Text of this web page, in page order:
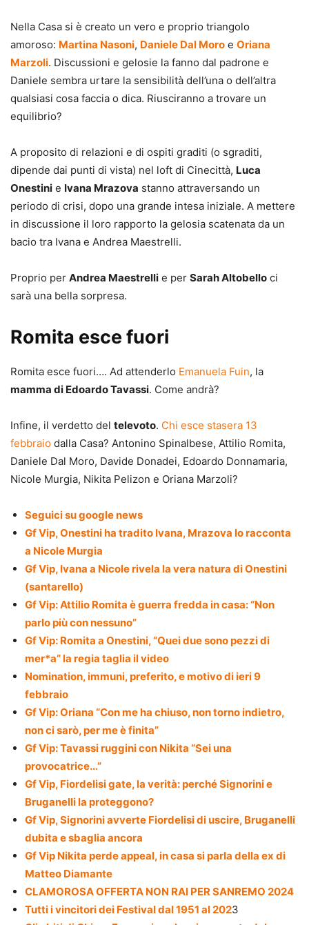
Nella Casa si è creato un vero e proprio triangolo
amoroso: Martina Nasoni, Daniele Dal Moro e Oriana
Marzoli. Discussioni e gelosie la fanno dal padrone e
Daniele sembra urtare la sensibilità dell’una o dell’altra
qualsiasi cosa faccia o dica. Riusciranno a trovare un
equilibrio?
A proposito di relazioni e di ospiti graditi (o sgraditi,
dipende dai punti di vista) nel loft di Cinecittà, Luca
Onestini e Ivana Mrazova stanno attraversando un
periodo di crisi, dopo una grande intesa iniziale. A mettere
in discussione il loro rapporto la gelosia scatenata da un
bacio tra Ivana e Andrea Maestrelli.
Proprio per Andrea Maestrelli e per Sarah Altobello ci
sarà una bella sorpresa.
Romita esce fuori
Romita esce fuori…. Ad attenderlo Emanuela Fuin, la
mamma di Edoardo Tavassi. Come andrà?
Infine, il verdetto del televoto. Chi esce stasera 13
febbraio dalla Casa? Antonino Spinalbese, Attilio Romita,
Daniele Dal Moro, Davide Donadei, Edoardo Donnamaria,
Nicole Murgia, Nikita Pelizon e Oriana Marzoli?
Seguici su google news
Gf Vip, Onestini ha tradito Ivana, Mrazova lo racconta
a Nicole Murgia
Gf Vip, Ivana a Nicole rivela la vera natura di Onestini
(santarello)
Gf Vip: Attilio Romita è guerra fredda in casa: “Non
parlo più con nessuno”
Gf Vip: Romita a Onestini, “Quei due sono pezzi di
mer*a” la regia taglia il video
Nomination, immuni, preferito, e motivo di ieri 9
febbraio
Gf Vip: Oriana “Con me ha chiuso, non torno indietro,
non ci sarò, per me è finita”
Gf Vip: Tavassi ruggini con Nikita “Sei una
provocatrice…”
Gf Vip, Fiordelisi gate, la verità: perché Signorini e
Bruganelli la proteggono?
Gf Vip, Signorini avverte Fiordelisi di uscire, Bruganelli
dubita e sbaglia ancora
Gf Vip Nikita perde appeal, in casa si parla della ex di
Matteo Diamante
CLAMOROSA OFFERTA NON RAI PER SANREMO 2024
Tutti i vincitori dei Festival dal 1951 al 2023